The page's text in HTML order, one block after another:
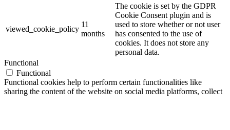
viewed_cookie_policy
11
months
The cookie is set by the GDPR
Cookie Consent plugin and is
used to store whether or not user
has consented to the use of
cookies. It does not store any
personal data.
Functional
Functional
Functional cookies help to perform certain functionalities like
sharing the content of the website on social media platforms, collect